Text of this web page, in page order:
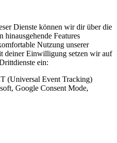
Dienste können wir dir über die
hinausgehende Features
Nutzung unserer
deiner Einwilligung setzen wir auf
ein:
(Universal Event Tracking)
Google Consent Mode,